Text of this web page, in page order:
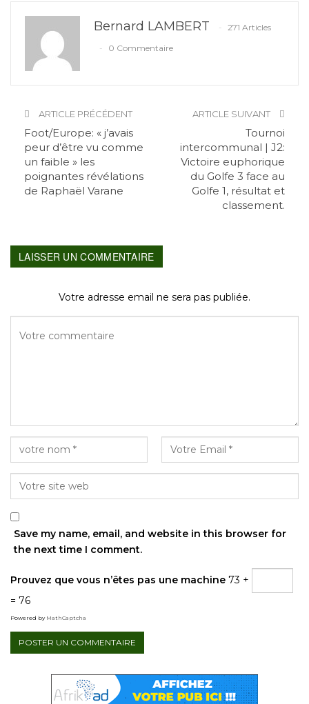
Bernard LAMBERT
271 Articles
0 Commentaire
ARTICLE PRÉCÉDENT
Foot/Europe: « j’avais
peur d’être vu comme
un faible » les
poignantes révélations
de Raphaël Varane
ARTICLE SUIVANT
Tournoi
intercommunal | J2:
Victoire euphorique
du Golfe 3 face au
Golfe 1, résultat et
classement.
LAISSER UN COMMENTAIRE
Votre adresse email ne sera pas publiée.
Save my name, email, and website in this browser for
the next time I comment.
Prouvez que vous n’êtes pas une machine 73 +
= 76
Powered by MathCaptcha